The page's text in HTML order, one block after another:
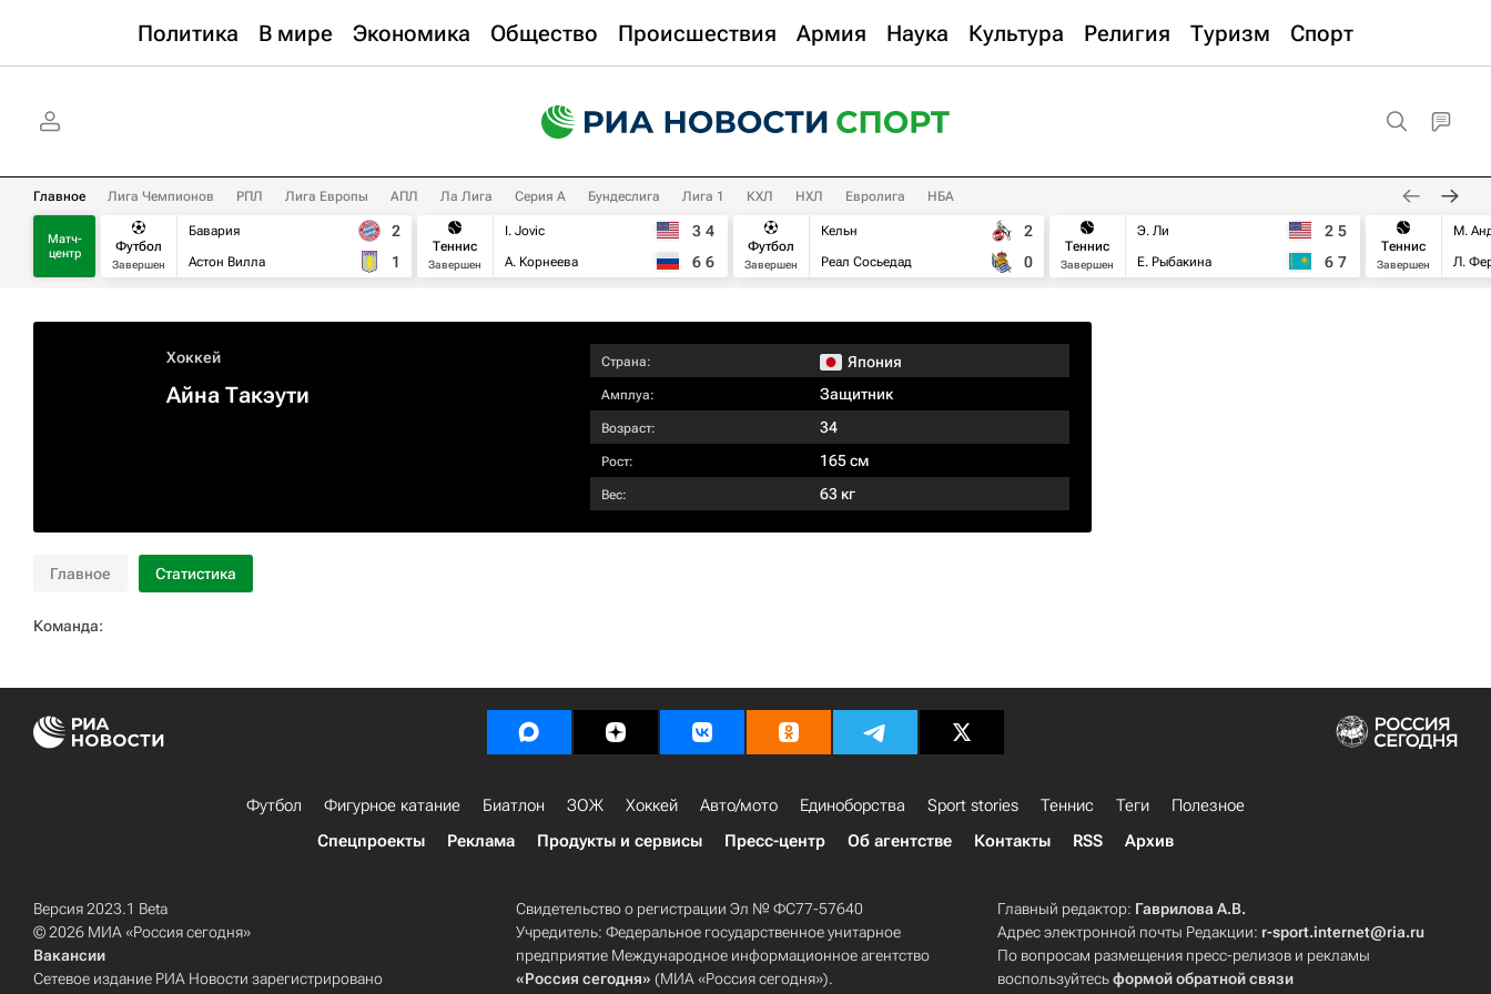
Политика В мире Экономика Общество Происшествия Армия Наука Культура Религия Туризм Спорт
Главное Лига Чемпионов РПЛ Лига Европы АПЛ Ла Лига Серия А Бундеслига Лига 1 КХЛ НХЛ Евролига НБА
Матч-
центр
Футбол
Завершен
Бавария
Астон Вилла
2
1
Теннис
Завершен
I. Jovic
А. Корнеева
3 4
6 6
Футбол
Завершен
Кельн
Реал Сосьедад
2
0
Теннис
Завершен
Э. Ли
Е. Рыбакина
2 5
6 7
Теннис
Завершен
М.
Л.
Хоккей
Айна Такэути
Страна: Япония
Амплуа: Защитник
Возраст: 34
Рост: 165 см
Вес: 63 кг
Главное Статистика
Команда:
Футбол Фигурное катание Биатлон ЗОЖ Хоккей Авто/мото Единоборства Sport stories Теннис Теги
Полезное
Спецпроекты
Реклама Продукты и сервисы Пресс-центр Об агентстве Контакты RSS Архив
Версия 2023.1 Beta
© 2026 МИА «Россия сегодня»
Вакансии
Сетевое издание РИА Новости зарегистрировано
Свидетельство о регистрации Эл № ФС77-57640
Учредитель: Федеральное государственное унитарное
предприятие Международное информационное агентство
«Россия сегодня» (МИА «Россия сегодня»).
Главный редактор: Гаврилова А.В.
Адрес электронной почты Редакции: r-sport.internet@ria.ru
По вопросам размещения пресс-релизов и рекламы
воспользуйтесьформой обратной связи